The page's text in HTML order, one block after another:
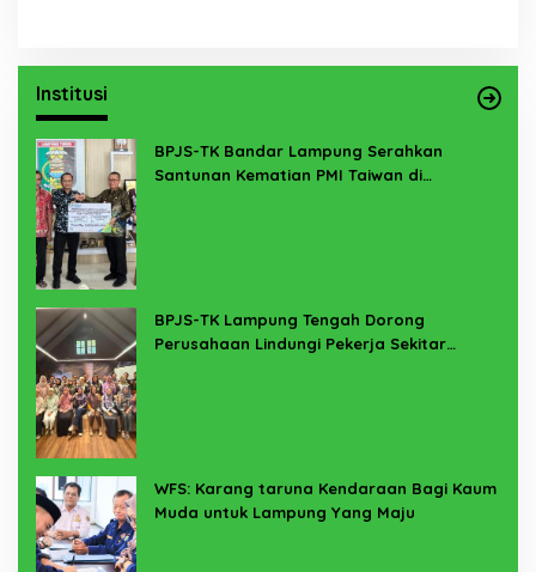
Institusi
BPJS-TK Bandar Lampung Serahkan
Santunan Kematian PMI Taiwan di
BPJS-TK Lampung Tengah Dorong
Perusahaan Lindungi Pekerja Sekitar
WFS: Karang taruna Kendaraan Bagi Kaum
Muda untuk Lampung Yang Maju